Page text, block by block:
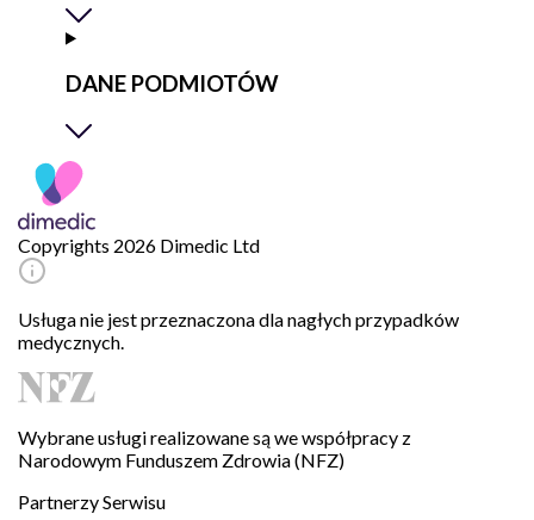
DANE PODMIOTÓW
Copyrights 2026 Dimedic Ltd
Usługa nie jest przeznaczona dla nagłych przypadków
medycznych.
Wybrane usługi realizowane są we współpracy z
Narodowym Funduszem Zdrowia (NFZ)
Partnerzy Serwisu